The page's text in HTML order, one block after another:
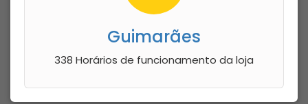
Guimarães
338 Horários de funcionamento da loja